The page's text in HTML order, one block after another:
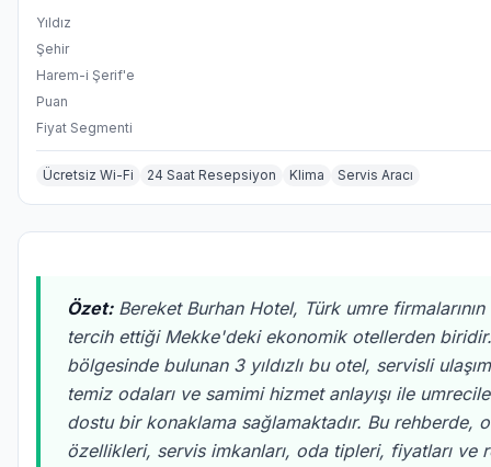
Yıldız
Şehir
Harem-i Şerif'e
Puan
Fiyat Segmenti
Ücretsiz Wi-Fi 24 Saat Resepsiyon Klima Servis Aracı
Özet:Bereket Burhan Hotel, Türk umre firmalarının
tercih ettiği Mekke'deki ekonomik otellerden
bölgesinde bulunan 3 yıldızlı bu otel, servisli
temiz odaları ve samimi hizmet anlayışı ile
dostu bir konaklama sağlamaktadır. Bu rehberde,
özellikleri, servis imkanları, oda tipleri, fiyatları ve